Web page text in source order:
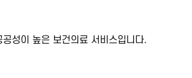
성이 높은 보건의료 서비스입니다.